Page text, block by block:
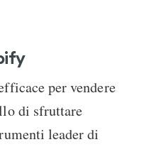
per vendere
di sfruttare
leader di